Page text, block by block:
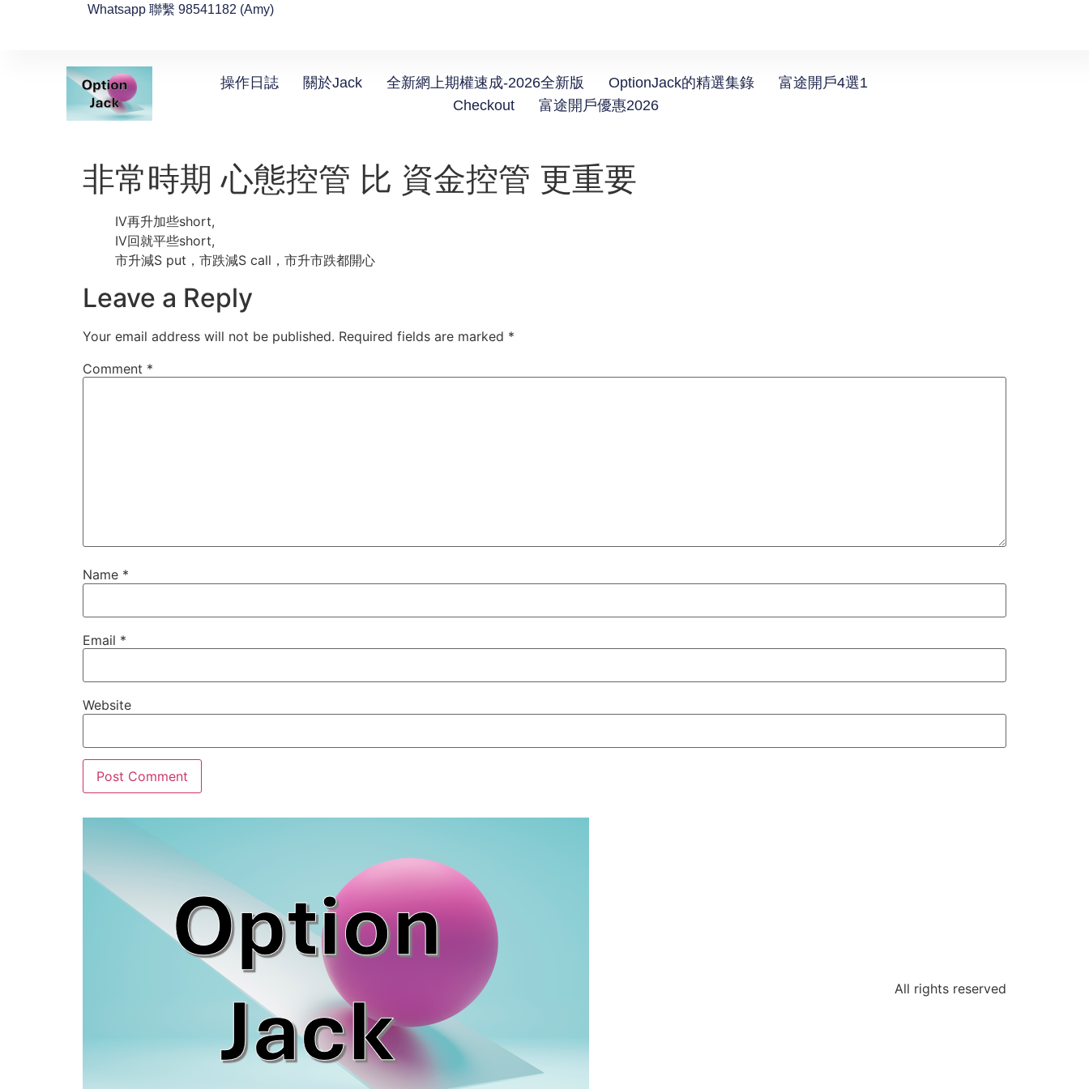
Whatsapp 聯繫 98541182 (Amy)
操作日誌 關於Jack 全新網上期權速成-2026全新版 OptionJack的精選集錄
富途開戶4選1
Checkout
富途開戶優惠2026
非常時期 心態控管 比 資金控管 更重要
IV再升加些short,
IV回就平些short,
市升減S put，市跌減S call，市升市跌都開心
Leave a Reply
Your email address will not be published. Required fields are marked *
Comment *
Name *
Email *
Website
All rights reserved